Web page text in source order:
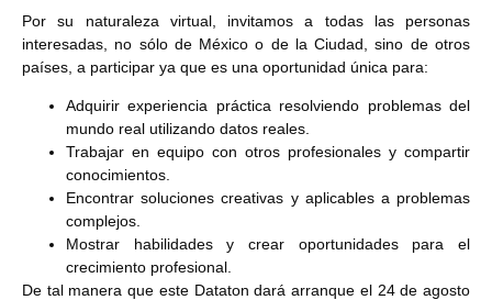
Por su naturaleza virtual, invitamos a todas las personas
interesadas, no sólo de México o de la Ciudad, sino de otros
países, a participar ya que es una oportunidad única para:
Adquirir experiencia práctica resolviendo problemas del
mundo real utilizando datos reales.
Trabajar en equipo con otros profesionales y compartir
conocimientos.
Encontrar soluciones creativas y aplicables a problemas
complejos.
Mostrar habilidades y crear oportunidades para el
crecimiento profesional.
De tal manera que este Dataton dará arranque el 24 de agosto